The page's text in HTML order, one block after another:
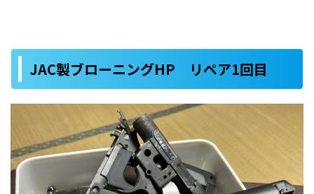
JAC製ブローニングHP リペア1回目